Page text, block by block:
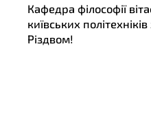
Кафедра філософії
київських
Різдвом!